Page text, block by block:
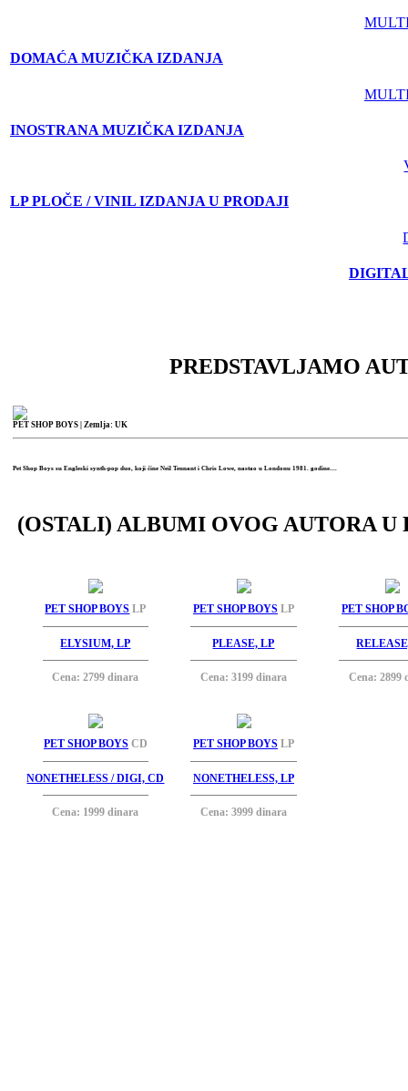
DOMAĆA MUZIČKA IZDANJA
INOSTRANA MUZIČKA IZDANJA
LP PLOČE / VINIL IZDANJA U PRODAJI
PREDSTAVLJAMO
PET SHOP BOYS | Zemlja: UK
Pet Shop Boys su Engleski synth-pop duo, koji čine Neil Tennant i Chris Lowe, nastao u Londonu 1981. godine....
(OSTALI) ALBUMI OVOG AUTORA U
PET SHOP BOYS LP
ELYSIUM, LP
Cena: 2799 dinara
PET SHOP BOYS LP
PLEASE, LP
Cena: 3199 dinara
PET SHOP
Cena: 2899
PET SHOP BOYS CD
NONETHELESS / DIGI, CD
Cena: 1999 dinara
PET SHOP BOYS LP
NONETHELESS, LP
Cena: 3999 dinara